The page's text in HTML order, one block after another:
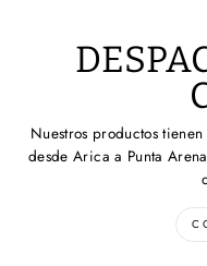
Nuestros productos
desde Arica a Punta